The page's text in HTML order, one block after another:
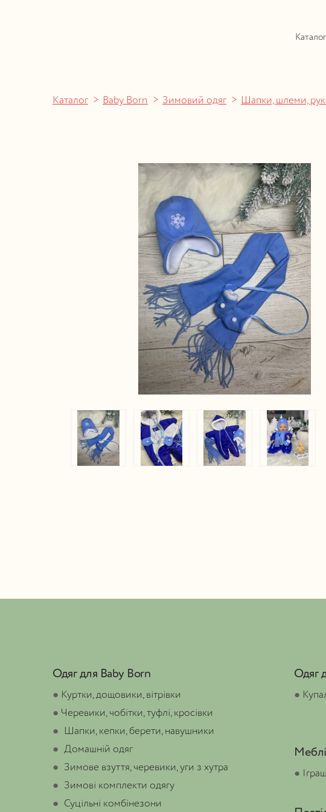
Каталог
Каталог Baby Born Зимовий одяг Шапки, шлеми,
Одяг для Baby Born
● Куртки, дощовики, вітрівки
● Черевики, чобітки, туфлі, кросівки
●
Шапки, кепки, берети, навушники
● Домашній одяг
● Зимове взуття, черевики, уги з хутра
● Зимові комплекти одягу
● Суцільні комбінезони
Одяг
●
●